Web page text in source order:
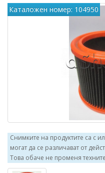
Каталожен номер: 104950
Снимките на продуктите са с
могат да се различават от
Това обаче не променя